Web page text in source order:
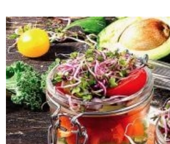
RĘKODZIEŁO
RZEMIOSŁO
ZWYCZAJE